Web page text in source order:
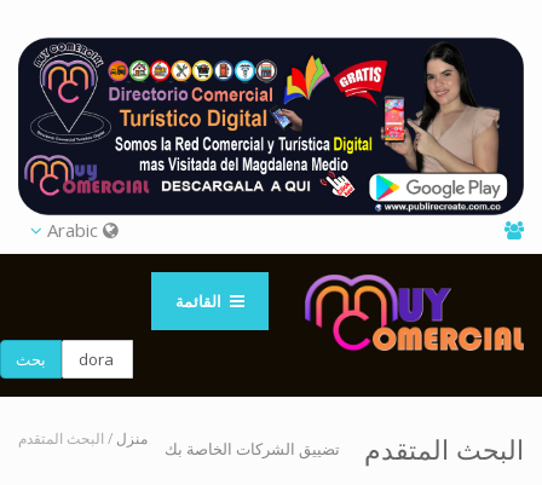
القائمة
بحث
البحث المتقدم تضييق الشركات الخاصة بك منزل / البحث المتقدم